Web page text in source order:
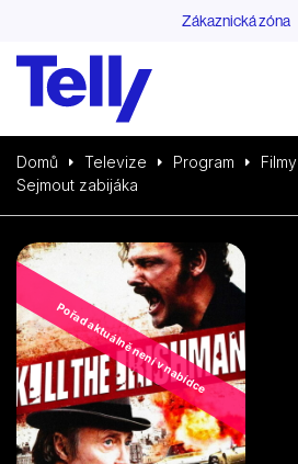
Zákaznická zóna
Domů Televize Program Filmy
Sejmout zabijáka
Pořad aktuálně není v nabídce